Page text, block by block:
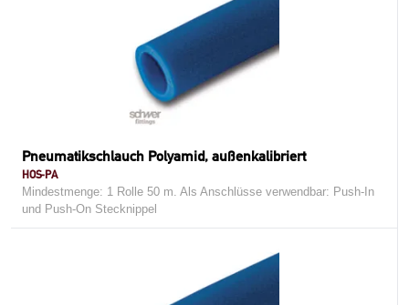
Pneumatikschlauch Polyamid, außenkalibriert
HOS-PA
Mindestmenge: 1 Rolle 50 m. Als Anschlüsse verwendbar: Push-In
und Push-On Stecknippel